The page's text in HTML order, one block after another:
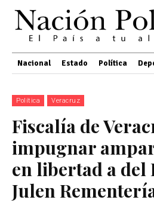
Nacional Estado Política
Política Veracruz
Fiscalía de
impugnar
en libertad a del
Julen